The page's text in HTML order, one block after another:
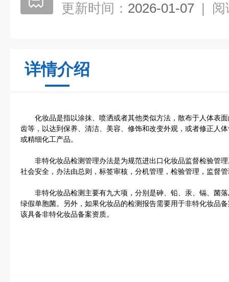
更新时间： 2026-01-07 | 阅
详情介绍
化妆品是指以涂抹、喷洒或者其他类似方法，散布于人体表面
齿等，以达到保养、清洁、美容、修饰和改变外观，或者修正人
或精细化工产品。
非特化妆品检测管理办法是为规范进出口化妆品监督检验管理
社会安全，办法由总则，标签审核，分机管理，检验管理，监督
非特化妆品检测主要有九大项，分别是砷、铅、汞、镉、菌落
绿假单胞菌。另外，如果化妆品的检测报告需要用于非特化妆品
该具备非特化妆品备案资质。